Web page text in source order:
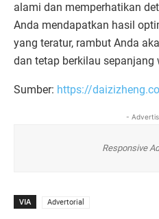
alami dan memperhatikan
Anda mendapatkan hasil
yang teratur, rambut Anda
dan tetap berkilau sepanjang
Sumber: https://
-
Responsive
VIA Advertorial